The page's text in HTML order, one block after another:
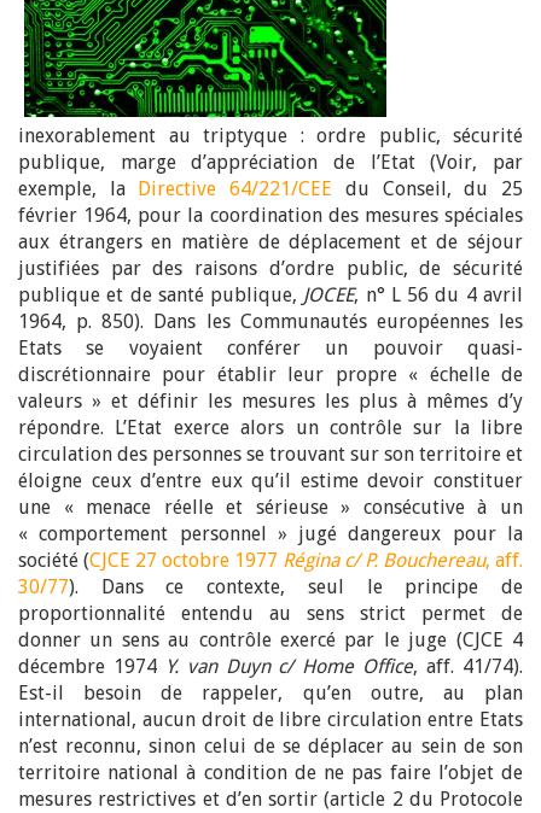
inexorablement au triptyque : ordre public, sécurité
publique, marge d’appréciation de l’Etat (Voir, par
exemple, la Directive 64/221/CEE du Conseil, du 25
février 1964, pour la coordination des mesures spéciales
aux étrangers en matière de déplacement et de séjour
justifiées par des raisons d’ordre public, de sécurité
publique et de santé publique, JOCEE, n° L 56 du 4 avril
1964, p. 850). Dans les Communautés européennes les
Etats se voyaient conférer un pouvoir quasi-
discrétionnaire pour établir leur propre « échelle de
valeurs » et définir les mesures les plus à mêmes d’y
répondre. L’Etat exerce alors un contrôle sur la libre
circulation des personnes se trouvant sur son territoire et
éloigne ceux d’entre eux qu’il estime devoir constituer
une « menace réelle et sérieuse » consécutive à un
« comportement personnel » jugé dangereux pour la
société (CJCE 27 octobre 1977 Régina c/ P. Bouchereau, aff.
30/77). Dans ce contexte, seul le principe de
proportionnalité entendu au sens strict permet de
donner un sens au contrôle exercé par le juge (CJCE 4
décembre 1974 Y. van Duyn c/ Home Office, aff. 41/74).
Est-il besoin de rappeler, qu’en outre, au plan
international, aucun droit de libre circulation entre Etats
n’est reconnu, sinon celui de se déplacer au sein de son
territoire national à condition de ne pas faire l’objet de
mesures restrictives et d’en sortir (article 2 du Protocole